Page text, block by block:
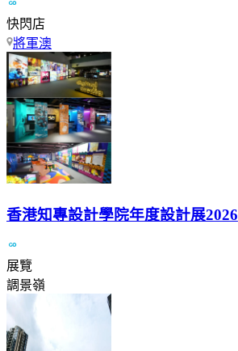
快閃店
將軍澳
香港知專設計學院年度設計展2026
展覽
調景嶺